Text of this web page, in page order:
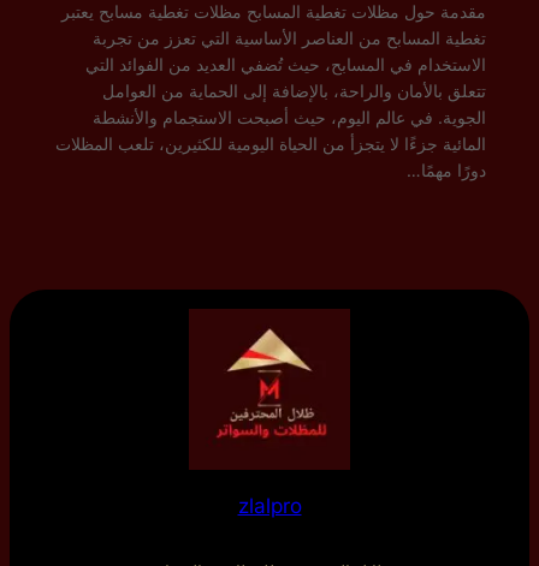
مقدمة حول مظلات تغطية المسابح مظلات تغطية مسابح يعتبر
تغطية المسابح من العناصر الأساسية التي تعزز من تجربة
الاستخدام في المسابح، حيث تُضفي العديد من الفوائد التي
تتعلق بالأمان والراحة، بالإضافة إلى الحماية من العوامل
الجوية. في عالم اليوم، حيث أصبحت الاستجمام والأنشطة
المائية جزءًا لا يتجزأ من الحياة اليومية للكثيرين، تلعب المظلات
دورًا مهمًا…
zlalpro